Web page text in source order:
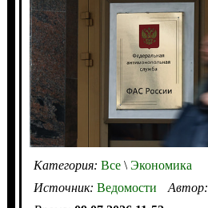
Категория: Все\Экономика
Источник: Ведомости Автор: